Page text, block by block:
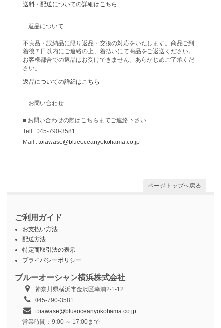
送料・配送についての詳細はこちら
返品について
不良品・誤納品に限り返品・交換の対応をいたします。商品ご到
着後７日以内にご連絡の上、着払いにて商品をご返送ください。
お客様都合での返品はお受けできません。あらかじめご了承くだ
さい。
返品についての詳細はこちら
お問い合わせ
■ お問い合わせの際はこちらまでご連絡下さい
Tell : 045-790-3581
Mail : toiawase@blueoceanyokohama.co.jp
ページトップへ戻る
ご利用ガイド
お支払い方法
配送方法
特定商取引法の表示
プライバシーポリシー
ブルーオーシャン横浜株式会社
神奈川県横浜市金沢区幸浦2-1-12
045-790-3581
toiawase@blueoceanyokohama.co.jp
営業時間：9:00 ～ 17:00まで